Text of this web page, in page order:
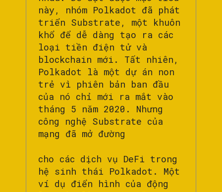
này, nhóm Polkadot đã phát
triển Substrate, một khuôn
khổ để dễ dàng tạo ra các
loại tiền điện tử và
blockchain mới. Tất nhiên,
Polkadot là một dự án non
trẻ vì phiên bản ban đầu
của nó chỉ mới ra mắt vào
tháng 5 năm 2020. Nhưng
công nghệ Substrate của
mạng đã mở đường
cho các dịch vụ DeFi trong
hệ sinh thái Polkadot. Một
ví dụ điển hình của động